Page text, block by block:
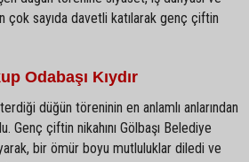
çok sayıda davetli katılarak genç çiftin
Odabaşı Kıydır
düğün töreninin en anlamlı anlarından
Genç çiftin nikahını Gölbaşı Belediye
bir ömür boyu mutluluklar diledi ve